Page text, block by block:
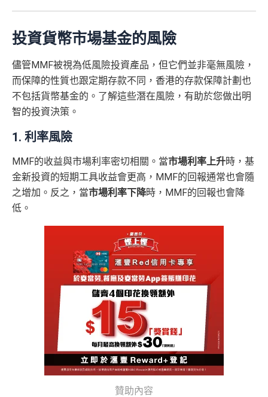
投資貨幣市場基金的風險
儘管MMF被視為低風險投資產品，但它們並非毫無風險，
而保障的性質也跟定期存款不同，香港的存款保障計劃也
不包括貨幣基金的。了解這些潛在風險，有助於您做出明
智的投資決策。
1. 利率風險
MMF的收益與市場利率密切相關。當市場利率上升時，基
金新投資的短期工具收益會更高，MMF的回報通常也會隨
之增加。反之，當市場利率下降時，MMF的回報也會降
低。
贊助內容